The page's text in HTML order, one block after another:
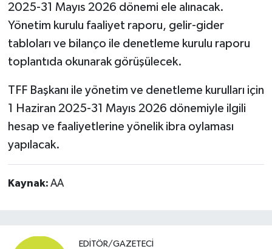
2025-31 Mayıs 2026 dönemi ele alınacak.
Yönetim kurulu faaliyet raporu, gelir-gider
tabloları ve bilanço ile denetleme kurulu raporu
toplantıda okunarak görüşülecek.
TFF Başkanı ile yönetim ve denetleme kurulları için
1 Haziran 2025-31 Mayıs 2026 dönemiyle ilgili
hesap ve faaliyetlerine yönelik ibra oylaması
yapılacak.
Kaynak: AA
EDITÖR/GAZETECI